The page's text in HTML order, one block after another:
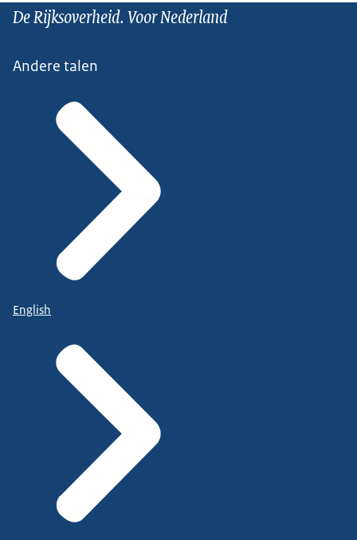
De Rijksoverheid. Voor Nederland
Andere talen
English